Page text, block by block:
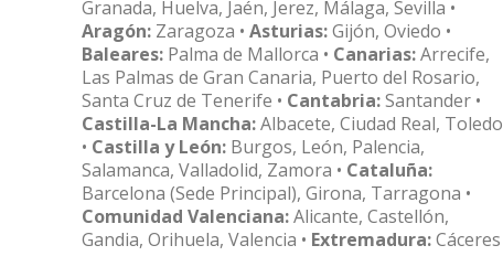
Granada, Huelva, Jaén, Jerez, Málaga, Sevilla •
Aragón: Zaragoza • Asturias:Gijón, Oviedo •
Baleares: Palma de Mallorca • Canarias:Arrecife,
Las Palmas de Gran Canaria, Puerto del Rosario,
Santa Cruz de Tenerife • Cantabria:Santander •
Castilla-La Mancha:Albacete, Ciudad Real, Toledo
• Castilla y León: Burgos, León, Palencia,
Salamanca, Valladolid, Zamora • Cataluña:
Barcelona (Sede Principal), Girona, Tarragona •
Comunidad Valenciana:Alicante, Castellón,
Gandia, Orihuela, Valencia • Extremadura:Cáceres